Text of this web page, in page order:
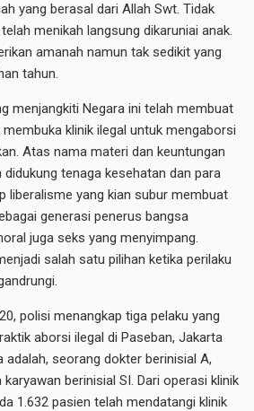
yang berasal dari Allah Swt. Tidak
menikah langsung dikaruniai anak.
amanah namun tak sedikit yang
tahun.
menjangkiti Negara ini telah membuat
klinik ilegal untuk mengaborsi
Atas nama materi dan keuntungan
didukung tenaga kesehatan dan para
liberalisme yang kian subur membuat
generasi penerus bangsa
juga seks yang menyimpang.
salah satu pilihan ketika perilaku
polisi menangkap tiga pelaku yang
aborsi ilegal di Paseban, Jakarta
adalah, seorang dokter berinisial A,
karyawan berinisial SI. Dari operasi klinik
1.632 pasien telah mendatangi klinik